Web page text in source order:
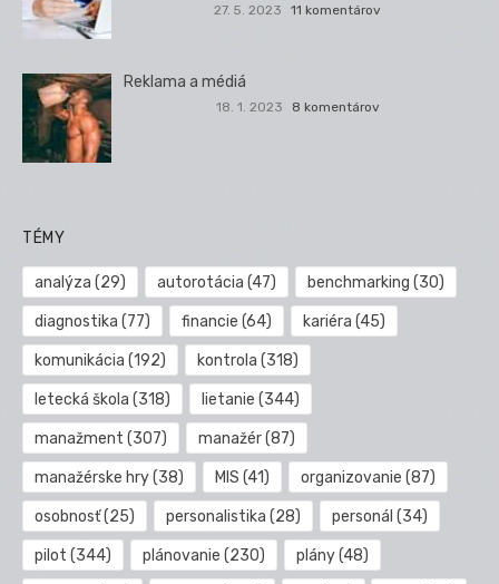
27. 5. 2023 11 komentárov
Reklama a médiá
18. 1. 2023 8 komentárov
TÉMY
analýza (29) autorotácia (47) benchmarking (30)
diagnostika (77) financie (64) kariéra (45)
komunikácia (192) kontrola (318)
letecká škola (318) lietanie (344)
manažment (307) manažér(87)
manažérske hry(38) MIS (41) organizovanie (87)
osobnosť(25) personalistika (28) personál (34)
pilot (344) plánovanie (230) plány(48)